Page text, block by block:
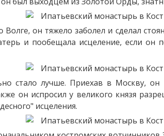
Волге, он тяжело заболел и сделал
и пообещала исцеление, если он
стало лучше. Приехав в Москву,
он испросил у великого князя
исцеления.